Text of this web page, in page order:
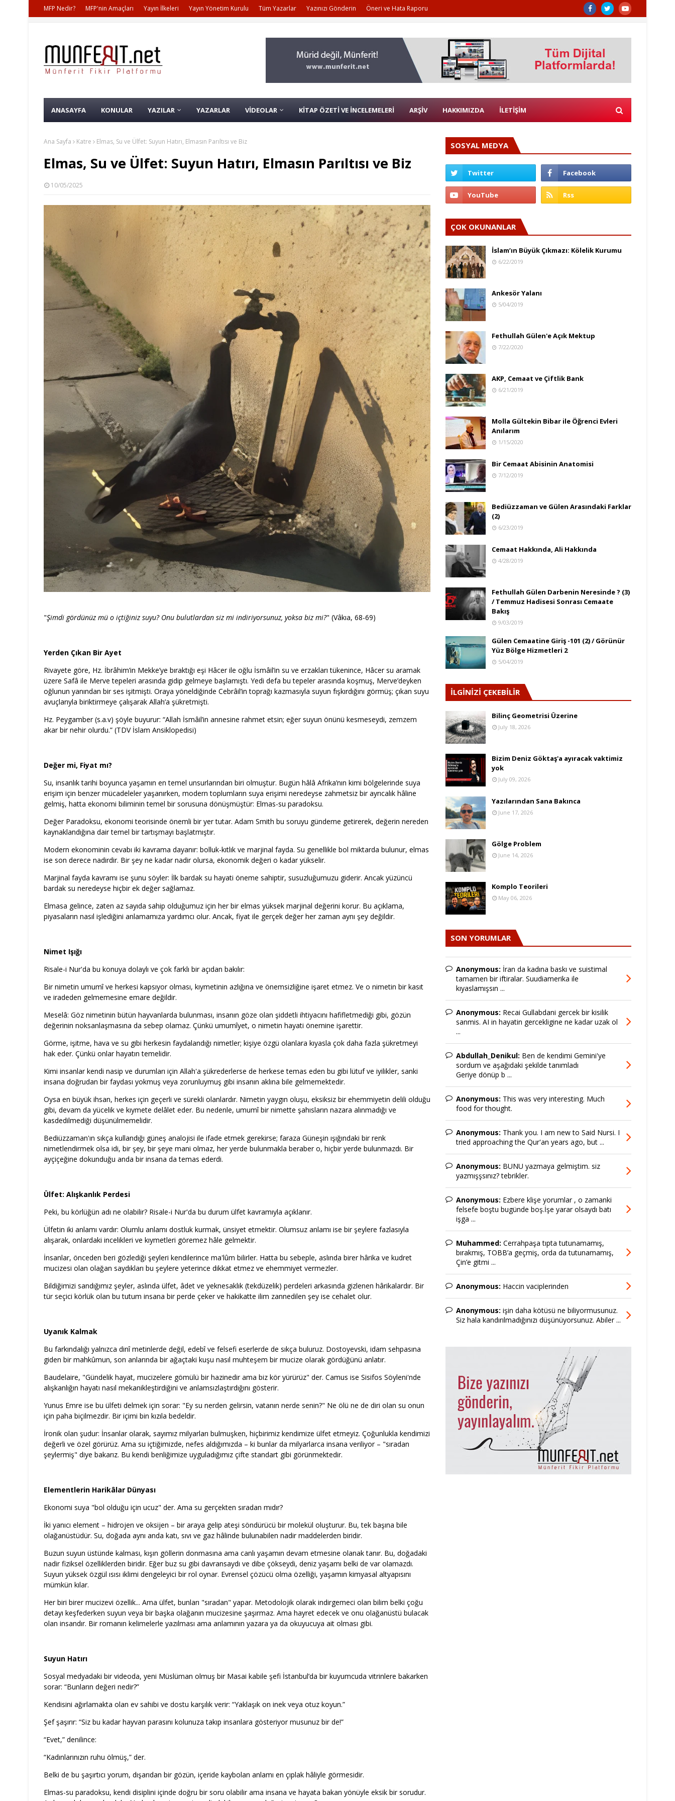
MFP Nedir? MFP'nin Amaçları Yayın İlkeleri Yayın Yönetim Kurulu Tüm Yazarlar Yazınızı Gönderin Öneri ve Hata Raporu
ANASAYFA KONULAR YAZILAR YAZARLAR VİDEOLAR KİTAP ÖZETİ VE İNCELEMELERİ ARŞİV HAKKIMIZDA İLETİŞİM
Ana Sayfa Katre Elmas, Su ve Ülfet: Suyun Hatırı, Elmasın Parıltısı ve Biz
Elmas, Su ve Ülfet: Suyun Hatırı, Elmasın Parıltısı ve Biz
10/05/2025
"Şimdi gördünüz mü o içtiğiniz suyu? Onu bulutlardan siz mi indiriyorsunuz, yoksa biz mi?" (Vâkıa, 68-69)
Yerden Çıkan Bir Ayet
Rivayete göre, Hz. İbrâhim’in Mekke’ye bıraktığı eşi Hâcer ile oğlu İsmâil’in su ve erzakları tükenince, Hâcer su aramak
üzere Safâ ile Merve tepeleri arasında gidip gelmeye başlamıştı. Yedi defa bu tepeler arasında koşmuş, Merve’deyken
oğlunun yanından bir ses işitmişti. Oraya yöneldiğinde Cebrâil’in toprağı kazmasıyla suyun fışkırdığını görmüş; çıkan suyu
avuçlarıyla biriktirmeye çalışarak Allah’a şükretmişti.
Hz. Peygamber (s.a.v) şöyle buyurur: “Allah İsmâil’in annesine rahmet etsin; eğer suyun önünü kesmeseydi, zemzem
akar bir nehir olurdu.” (TDV İslam Ansiklopedisi)
Değer mi, Fiyat mı?
Su, insanlık tarihi boyunca yaşamın en temel unsurlarından biri olmuştur. Bugün hâlâ Afrika’nın kimi bölgelerinde suya
erişim için benzer mücadeleler yaşanırken, modern toplumların suya erişimi neredeyse zahmetsiz bir ayrıcalık hâline
gelmiş, hatta ekonomi biliminin temel bir sorusuna dönüşmüştür: Elmas-su paradoksu.
Değer Paradoksu, ekonomi teorisinde önemli bir yer tutar. Adam Smith bu soruyu gündeme getirerek, değerin nereden
kaynaklandığına dair temel bir tartışmayı başlatmıştır.
Modern ekonominin cevabı iki kavrama dayanır: bolluk-kıtlık ve marjinal fayda. Su genellikle bol miktarda bulunur, elmas
ise son derece nadirdir. Bir şey ne kadar nadir olursa, ekonomik değeri o kadar yükselir.
Marjinal fayda kavramı ise şunu söyler: İlk bardak su hayati öneme sahiptir, susuzluğumuzu giderir. Ancak yüzüncü
bardak su neredeyse hiçbir ek değer sağlamaz.
Elmasa gelince, zaten az sayıda sahip olduğumuz için her bir elmas yüksek marjinal değerini korur. Bu açıklama,
piyasaların nasıl işlediğini anlamamıza yardımcı olur. Ancak, fiyat ile gerçek değer her zaman aynı şey değildir.
Nimet Işığı
Risale-i Nur'da bu konuya dolaylı ve çok farklı bir açıdan bakılır:
Bir nimetin umumî ve herkesi kapsıyor olması, kıymetinin azlığına ve önemsizliğine işaret etmez. Ve o nimetin bir kasıt
ve iradeden gelmemesine emare değildir.
Meselâ: Göz nimetinin bütün hayvanlarda bulunması, insanın göze olan şiddetli ihtiyacını hafifletmediği gibi, gözün
değerinin noksanlaşmasına da sebep olamaz. Çünkü umumîyet, o nimetin hayati önemine işarettir.
Görme, işitme, hava ve su gibi herkesin faydalandığı nimetler; kişiye özgü olanlara kıyasla çok daha fazla şükretmeyi
hak eder. Çünkü onlar hayatın temelidir.
Kimi insanlar kendi nasip ve durumları için Allah'a şükrederlerse de herkese temas eden bu gibi lütuf ve iyilikler, sanki
insana doğrudan bir faydası yokmuş veya zorunluymuş gibi insanın aklına bile gelmemektedir.
Oysa en büyük ihsan, herkes için geçerli ve sürekli olanlardır. Nimetin yaygın oluşu, eksiksiz bir ehemmiyetin delili olduğu
gibi, devam da yücelik ve kıymete delâlet eder. Bu nedenle, umumî bir nimette şahısların nazara alınmadığı ve
kasdedilmediği düşünülmemelidir.
Bediüzzaman'ın sıkça kullandığı güneş analojisi ile ifade etmek gerekirse; faraza Güneşin ışığındaki bir renk
nimetlendirmek olsa idi, bir şey, bir şeye mani olmaz, her yerde bulunmakla beraber o, hiçbir yerde bulunmazdı. Bir
ayçiçeğine dokunduğu anda bir insana da temas ederdi.
Ülfet: Alışkanlık Perdesi
Peki, bu körlüğün adı ne olabilir? Risale-i Nur'da bu durum ülfet kavramıyla açıklanır.
Ülfetin iki anlamı vardır: Olumlu anlamı dostluk kurmak, ünsiyet etmektir. Olumsuz anlamı ise bir şeylere fazlasıyla
alışarak, onlardaki incelikleri ve kıymetleri göremez hâle gelmektir.
İnsanlar, önceden beri gözlediği şeyleri kendilerince ma'lûm bilirler. Hatta bu sebeple, aslında birer hârika ve kudret
mucizesi olan olağan saydıkları bu şeylere yeterince dikkat etmez ve ehemmiyet vermezler.
Bildiğimizi sandığımız şeyler, aslında ülfet, âdet ve yeknesaklık (tekdüzelik) perdeleri arkasında gizlenen hârikalardır. Bir
tür seçici körlük olan bu tutum insana bir perde çeker ve hakikatte ilim zannedilen şey ise cehalet olur.
Uyanık Kalmak
Bu farkındalığı yalnızca dinî metinlerde değil, edebî ve felsefi eserlerde de sıkça buluruz. Dostoyevski, idam sehpasına
giden bir mahkûmun, son anlarında bir ağaçtaki kuşu nasıl muhteşem bir mucize olarak gördüğünü anlatır.
Baudelaire, "Gündelik hayat, mucizelere gömülü bir hazinedir ama biz kör yürürüz" der. Camus ise Sisifos Söyleni'nde
alışkanlığın hayatı nasıl mekanikleştirdiğini ve anlamsızlaştırdığını gösterir.
Yunus Emre ise bu ülfeti delmek için sorar: "Ey su nerden gelirsin, vatanın nerde senin?" Ne ölü ne de diri olan su onun
için paha biçilmezdir. Bir içimi bin kızıla bedeldir.
İronik olan şudur: İnsanlar olarak, sayımız milyarları bulmuşken, hiçbirimiz kendimize ülfet etmeyiz. Çoğunlukla kendimizi
değerli ve özel görürüz. Ama su içtiğimizde, nefes aldığımızda – ki bunlar da milyarlarca insana veriliyor – "sıradan
şeylermiş" diye bakarız. Bu kendi benliğimize uyguladığımız çifte standart gibi görünmektedir.
Elementlerin Harikâlar Dünyası
Ekonomi suya "bol olduğu için ucuz" der. Ama su gerçekten sıradan mıdır?
İki yanıcı element – hidrojen ve oksijen – bir araya gelip ateşi söndürücü bir molekül oluşturur. Bu, tek başına bile
olağanüstüdür. Su, doğada aynı anda katı, sıvı ve gaz hâlinde bulunabilen nadir maddelerden biridir.
Buzun suyun üstünde kalması, kışın göllerin donmasına ama canlı yaşamın devam etmesine olanak tanır. Bu, doğadaki
nadir fiziksel özelliklerden biridir. Eğer buz su gibi davransaydı ve dibe çökseydi, deniz yaşamı belki de var olamazdı.
Suyun yüksek özgül ısısı iklimi dengeleyici bir rol oynar. Evrensel çözücü olma özelliği, yaşamın kimyasal altyapısını
mümkün kılar.
Her biri birer mucizevi özellik... Ama ülfet, bunları "sıradan" yapar. Metodolojik olarak indirgemeci olan bilim belki çoğu
detayı keşfederken suyun veya bir başka olağanın mucizesine şaşırmaz. Ama hayret edecek ve onu olağanüstü bulacak
olan insandır. Bir romanın kelimelerle yazılması ama anlamının yazara ya da okuyucuya ait olması gibi.
Suyun Hatırı
Sosyal medyadaki bir videoda, yeni Müslüman olmuş bir Masai kabile şefi İstanbul’da bir kuyumcuda vitrinlere bakarken
sorar: “Bunların değeri nedir?”
Kendisini ağırlamakta olan ev sahibi ve dostu karşılık verir: “Yaklaşık on inek veya otuz koyun.”
Şef şaşırır: “Siz bu kadar hayvan parasını kolunuza takıp insanlara gösteriyor musunuz bir de!”
“Evet,” denilince:
“Kadınlarınızın ruhu ölmüş,” der.
Belki de bu şaşırtıcı yorum, dışarıdan bir gözün, içeride kaybolan anlamı en çıplak hâliyle görmesidir.
Elmas-su paradoksu, kendi disiplini içinde doğru bir soru olabilir ama insana ve hayata bakan yönüyle eksik bir sorudur.
SOSYAL MEDYA
ÇOK OKUNANLAR
İslam’ın Büyük Çıkmazı: Kölelik Kurumu
6/22/2019
Ankesör Yalanı
5/04/2019
Fethullah Gülen'e Açık Mektup
7/22/2020
AKP, Cemaat ve Çiftlik Bank
6/21/2019
Molla Gültekin Bibar ile Öğrenci Evleri
Anılarım
1/15/2020
Bir Cemaat Abisinin Anatomisi
7/12/2019
Bediüzzaman ve Gülen Arasındaki Farklar
(2)
6/23/2019
Cemaat Hakkında, Ali Hakkında
4/28/2019
Fethullah Gülen Darbenin Neresinde ? (3)
/ Temmuz Hadisesi Sonrası Cemaate
Bakış
9/03/2019
Gülen Cemaatine Giriş -101 (2) / Görünür
Yüz Bölge Hizmetleri 2
5/04/2019
İLGİNİZİ ÇEKEBİLİR
Bilinç Geometrisi Üzerine
July 18, 2026
Bizim Deniz Göktaş'a ayıracak vaktimiz
yok
July 09, 2026
Yazılarından Sana Bakınca
June 17, 2026
Gölge Problem
June 14, 2026
Komplo Teorileri
May 06, 2026
SON YORUMLAR
Anonymous: İran da kadına baskı ve suistimal
tamamen bir iftiralar. Suudiamerika ile
kıyaslamışsın ...
Anonymous: Recai Gullabdani gercek bir kisilik
sanmis. AI in hayatin gercekligine ne kadar uzak ol
...
Abdullah_Denikul: Ben de kendimi Gemini'ye
sordum ve aşağıdaki şekilde tanımladı
Geriye dönüp b ...
Anonymous: This was very interesting. Much
food for thought.
Anonymous: Thank you. I am new to Said Nursi. I
tried approaching the Qur'an years ago, but ...
Anonymous: BUNU yazmaya gelmiştim. siz
yazmışşsınız? tebrikler.
Anonymous: Ezbere klişe yorumlar , o zamanki
felsefe boştu bugünde boş.İşe yarar olsaydı batı
işga ...
Muhammed: Cerrahpaşa tıpta tutunamamış,
bırakmış, TOBB’a geçmiş, orda da tutunamamış,
Çin’e gitmi ...
Anonymous: Haccin vaciplerinden
Anonymous: işin daha kötüsü ne biliyormusunuz.
Siz hala kandırılmadığınızı düşünüyorsunuz. Abiler ...